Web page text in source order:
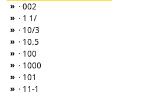
» · 002
» · 1 1/
» · 10/3
» · 10.5
» · 100
» · 1000
» · 101
» · 11-1